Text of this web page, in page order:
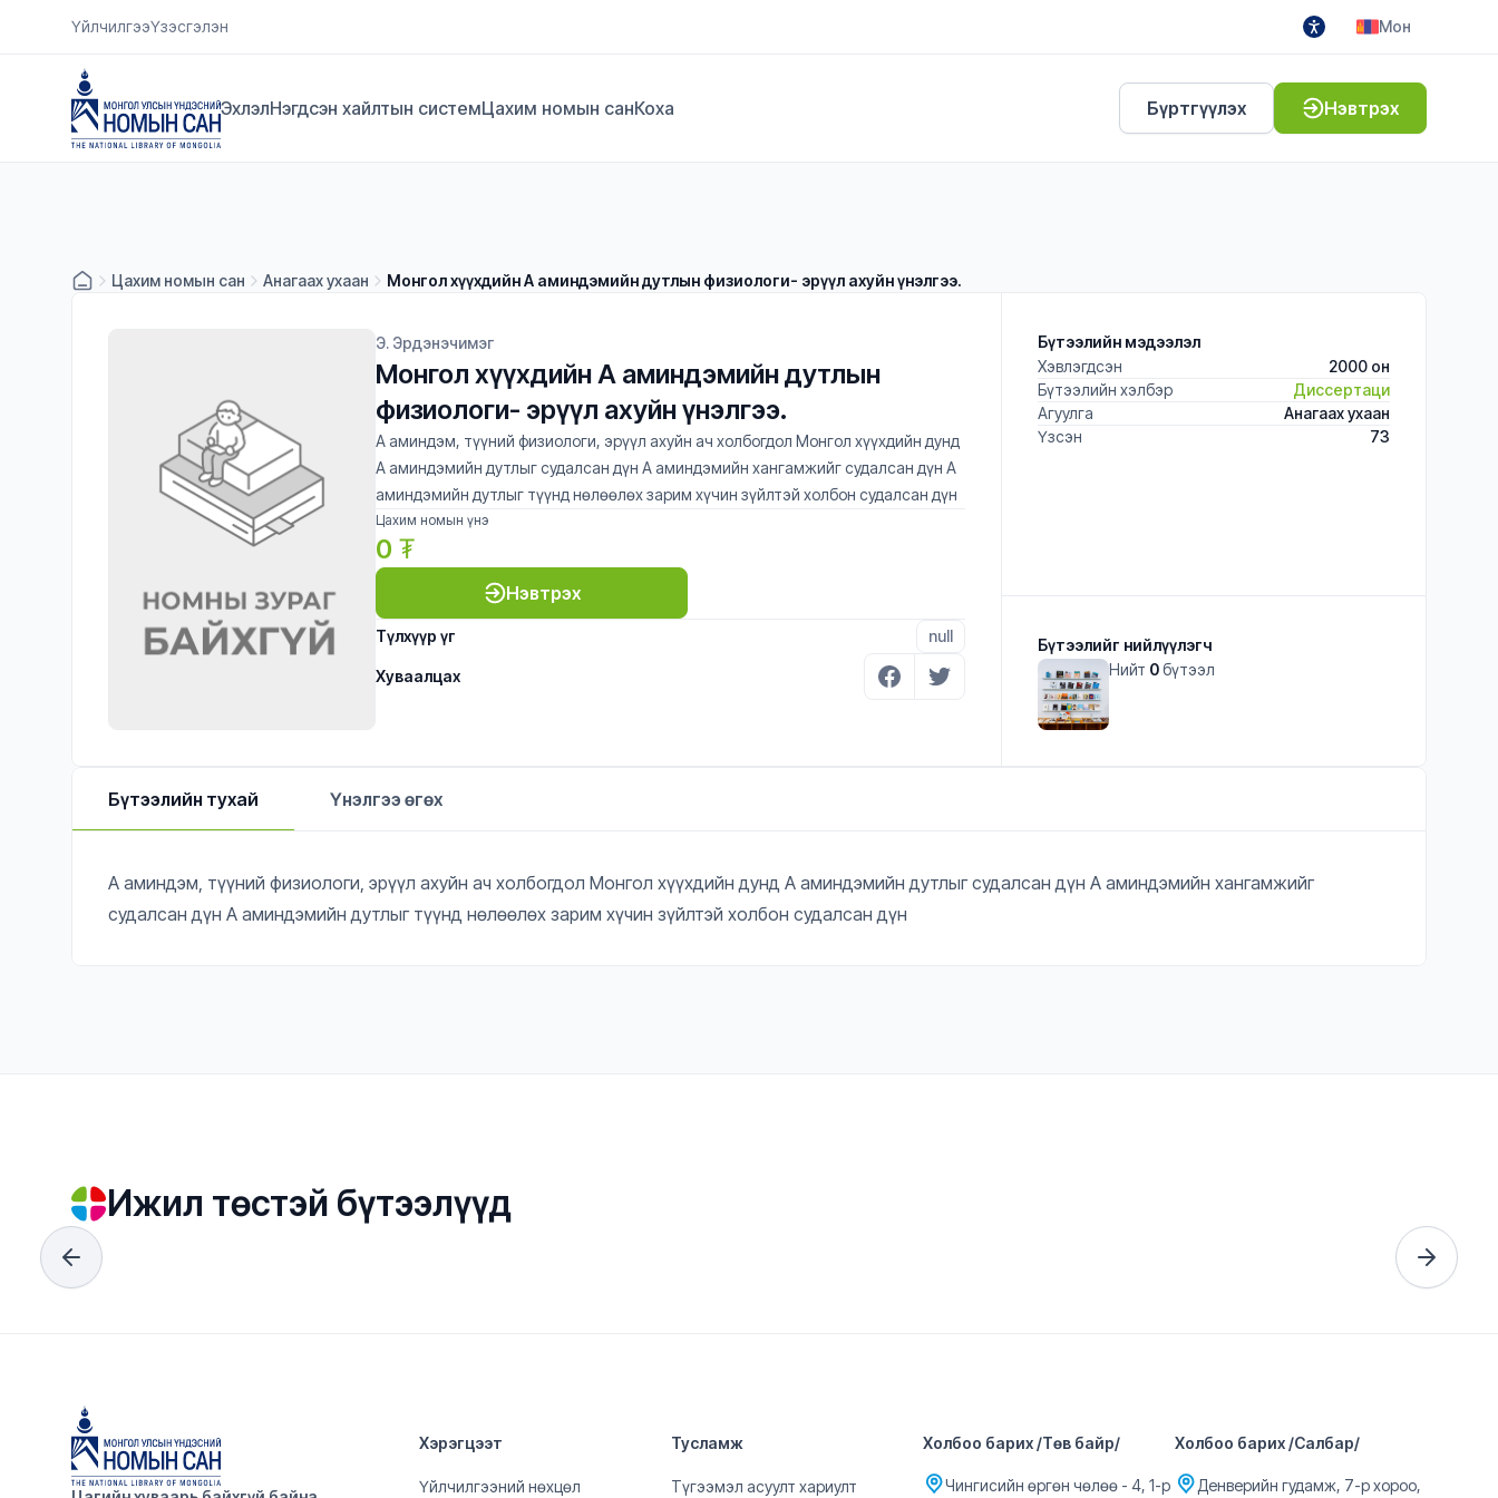
ҮйлчилгээҮзэсгэлэн Мон
ЭхлэлНэгдсэн хайлтын системЦахим номын санКоха Бүртгүүлэх Нэвтрэх
Цахим номын сан Анагаах ухаан Монгол хүүхдийн А аминдэмийн дутлын физиологи- эрүүл ахуйн үнэлгээ.
Э. Эрдэнэчимэг
Монгол хүүхдийн А аминдэмийн дутлын
физиологи- эрүүл ахуйн үнэлгээ.
А аминдэм, түүний физиологи, эрүүл ахуйн ач холбогдол Монгол хүүхдийн дунд
А аминдэмийн дутлыг судалсан дүн А аминдэмийн хангамжийг судалсан дүн А
аминдэмийн дутлыг түүнд нөлөөлөх зарим хүчин зүйлтэй холбон судалсан дүн
Цахим номын үнэ
0 ₮
Нэвтрэх
Түлхүүр үг null
Хуваалцах
Бүтээлийн мэдээлэл
Хэвлэгдсэн
2000 он
Бүтээлийн хэлбэр
Диссертаци
Агуулга
Анагаах ухаан
Үзсэн
73
Бүтээлийг нийлүүлэгч
Нийт 0бүтээл
Бүтээлийн тухай Үнэлгээ өгөх
А аминдэм, түүний физиологи, эрүүл ахуйн ач холбогдол Монгол хүүхдийн дунд А аминдэмийн дутлыг судалсан дүн А аминдэмийн хангамжийг
судалсан дүн А аминдэмийн дутлыг түүнд нөлөөлөх зарим хүчин зүйлтэй холбон судалсан дүн
Ижил төстэй бүтээлүүд
Хэрэгцээт
Үйлчилгээний нөхцөл
Тусламж
Түгээмэл асуулт хариулт
Холбоо барих /Төв байр/
Чингисийн өргөн чөлөө - 4, 1-р
Холбоо барих /Салбар/
Денверийн гудамж, 7-р хороо,